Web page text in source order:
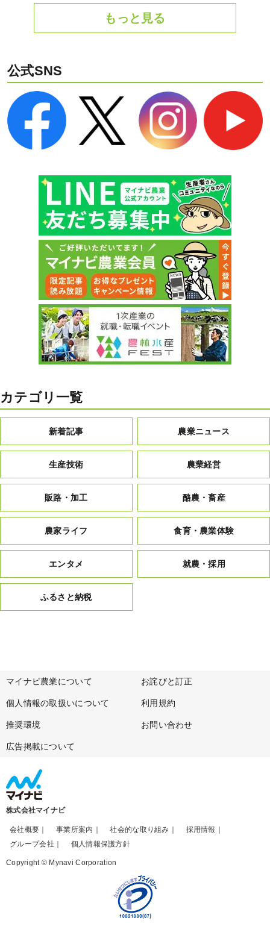
もっと見る
公式SNS
カテゴリ一覧
新着記事 農業ニュース
生産技術 農業経営
販路・加工 酪農・畜産
農家ライフ 食育・農業体験
エンタメ 就農・採用
ふるさと納税
マイナビ農業について お詫びと訂正
個人情報の取扱いについて 利用規約
推奨環境 お問い合わせ
広告掲載について
株式会社マイナビ
会社概要 事業所案内 社会的な取り組み
採用情報
グループ会社
個人情報保護方針
Copyright © Mynavi Corporation